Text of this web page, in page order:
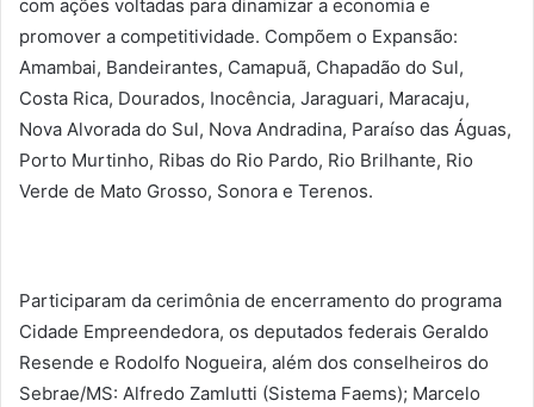
com ações voltadas para dinamizar a economia e
promover a competitividade. Compõem o Expansão:
Amambai, Bandeirantes, Camapuã, Chapadão do Sul,
Costa Rica, Dourados, Inocência, Jaraguari, Maracaju,
Nova Alvorada do Sul, Nova Andradina, Paraíso das Águas,
Porto Murtinho, Ribas do Rio Pardo, Rio Brilhante, Rio
Verde de Mato Grosso, Sonora e Terenos.
Participaram da cerimônia de encerramento do programa
Cidade Empreendedora, os deputados federais Geraldo
Resende e Rodolfo Nogueira, além dos conselheiros do
Sebrae/MS: Alfredo Zamlutti (Sistema Faems); Marcelo